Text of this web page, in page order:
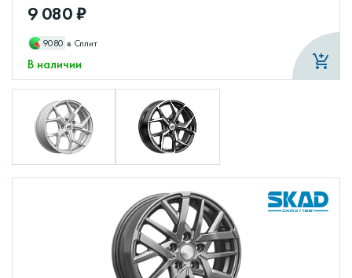
9 080 ₽
9080 в Сплит
В наличии